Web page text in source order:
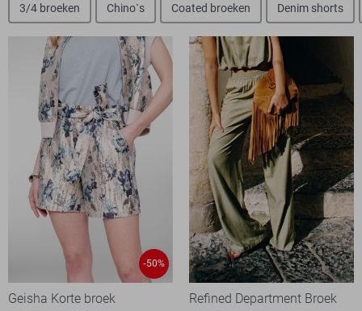
3/4 broeken Chino`s Coated broeken Denim shorts
-50%
Geisha Korte broek
Refined Department Broek